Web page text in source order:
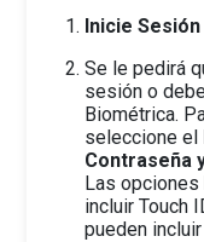
Inicie
Se le pedirá
sesión o
Biométrica.
seleccione el
Contraseña
Las
incluir Touch
pueden